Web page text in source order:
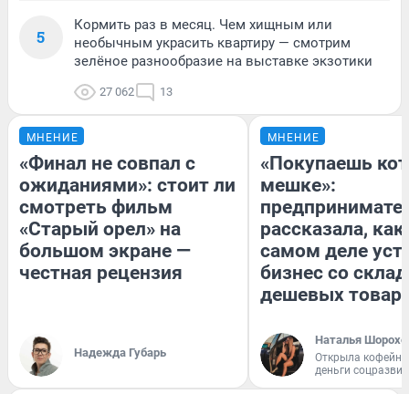
5
Кормить раз в месяц. Чем хищным или
необычным украсить квартиру — смотрим
зелёное разнообразие на выставке экзотики
27 062 13
МНЕНИЕ
«Финал не совпал с
ожиданиями»: стоит ли
смотреть фильм
«Старый орел» на
большом экране —
честная рецензия
Надежда Губарь
МНЕНИЕ
«Покупаешь
мешке»:
рассказала, как
самом деле
бизнес со
дешевых
Наталья
Открыла
деньги